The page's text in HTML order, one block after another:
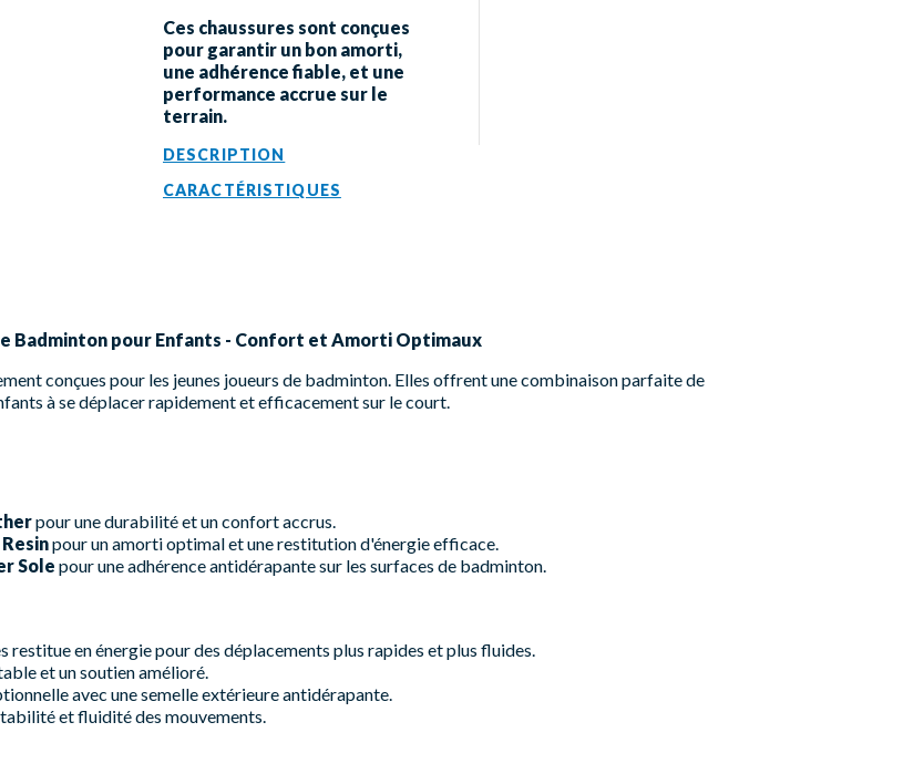
Ces chaussures sont conçues
pour garantir un bon amorti,
une adhérence fiable, et une
performance accrue sur le
terrain.
DESCRIPTION
CARACTÉRISTIQUES
Badminton pour Enfants - Confort et Amorti Optimaux
conçues pour les jeunes joueurs de badminton. Elles offrent une combinaison parfaite de
à se déplacer rapidement et efficacement sur le court.
pour une durabilité et un confort accrus.
pour un amorti optimal et une restitution d'énergie efficace.
Sole pour une adhérence antidérapante sur les surfaces de badminton.
restitue en énergie pour des déplacements plus rapides et plus fluides.
et un soutien amélioré.
avec une semelle extérieure antidérapante.
et fluidité des mouvements.